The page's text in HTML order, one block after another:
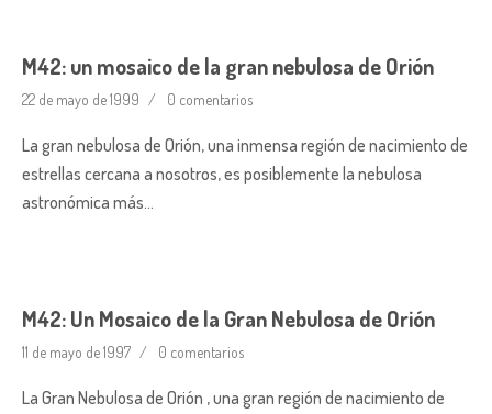
M42: un mosaico de la gran nebulosa de Orión
22 de mayo de 1999 0 comentarios
La gran nebulosa de Orión, una inmensa región de nacimiento de
estrellas cercana a nosotros, es posiblemente la nebulosa
astronómica más…
M42: Un Mosaico de la Gran Nebulosa de Orión
11 de mayo de 1997 0 comentarios
La Gran Nebulosa de Orión , una gran región de nacimiento de